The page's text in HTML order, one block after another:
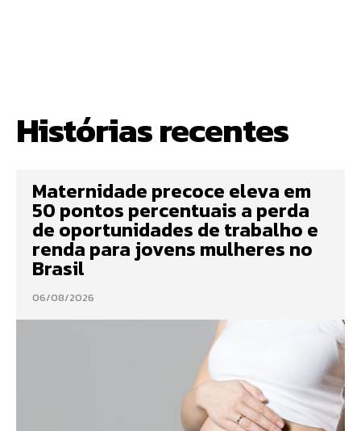
Histórias recentes
Maternidade precoce eleva em
50 pontos percentuais a perda
de oportunidades de trabalho e
renda para jovens mulheres no
Brasil
06/08/2026